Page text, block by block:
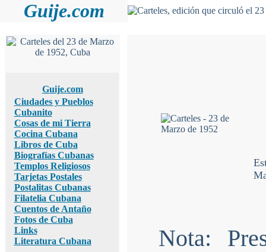
Guije.com
Guije.com
Ciudades y Pueblos
Cubanito
Cosas de mi Tierra
Cocina Cubana
Libros de Cuba
Biografías Cubanas
Templos Religiosos
Tarjetas Postales
Postalitas Cubanas
Filatelia Cubana
Cuentos de Antaño
Fotos de Cuba
Links
Literatura Cubana
Nota: